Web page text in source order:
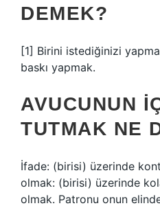
DEMEK?
[1] Birini istediğinizi
baskı yapmak.
AVUCUNUN
TUTMAK NE
İfade: (birisi) üzerinde
olmak: (birisi) üzerinde
olmak. Patronu onun